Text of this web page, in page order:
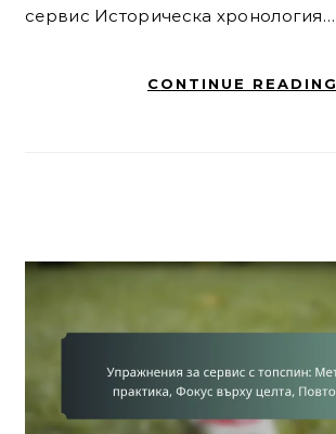
сервис Историческа хронология…
CONTINUE READING